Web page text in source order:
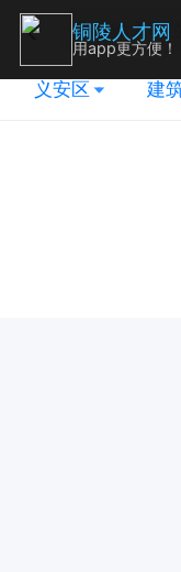
义安区 建
铜陵人才网
用app更方便！